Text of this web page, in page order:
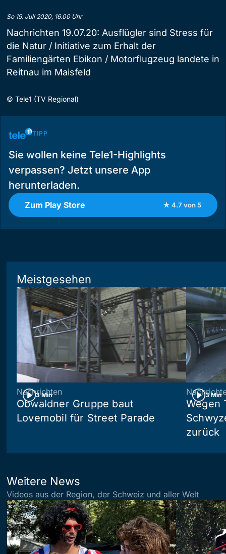
So 19. Juli 2020, 16.00 Uhr
Nachrichten 19.07.20: Ausflügler sind Stress für
die Natur / Initiative zum Erhalt der
Familiengärten Ebikon / Motorflugzeug landete in
Reitnau im Maisfeld
© Tele1 (TV Regional)
TIPP
Sie wollen keine Tele1-Highlights
verpassen? Jetzt unsere App
herunterladen.
Zum Play Store ★ 4.7 von 5
Meistgesehen
3 Min
Nachrichten
Obwaldner Gruppe baut
Lovemobil für Street Parade
3 Min
Wegen
zurück
Weitere News
Videos aus der Region, der Schweiz und aller Welt